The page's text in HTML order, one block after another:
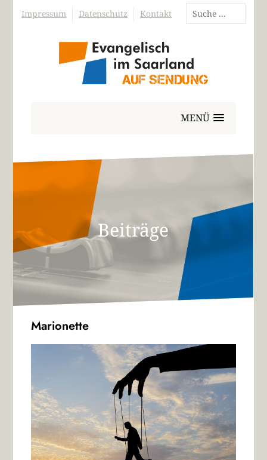
Impressum Datenschutz Kontakt
MENÜ
Beiträge
Marionette